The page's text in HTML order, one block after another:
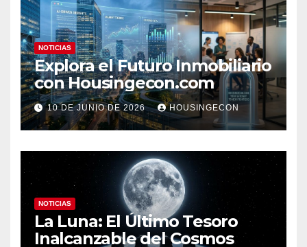
NOTICIAS
Explora el Futuro Inmobiliario
con Housingecon.com
10 DE JUNIO DE 2026 HOUSINGECON
NOTICIAS
La Luna: El Último Tesoro
Inalcanzable del Cosmos